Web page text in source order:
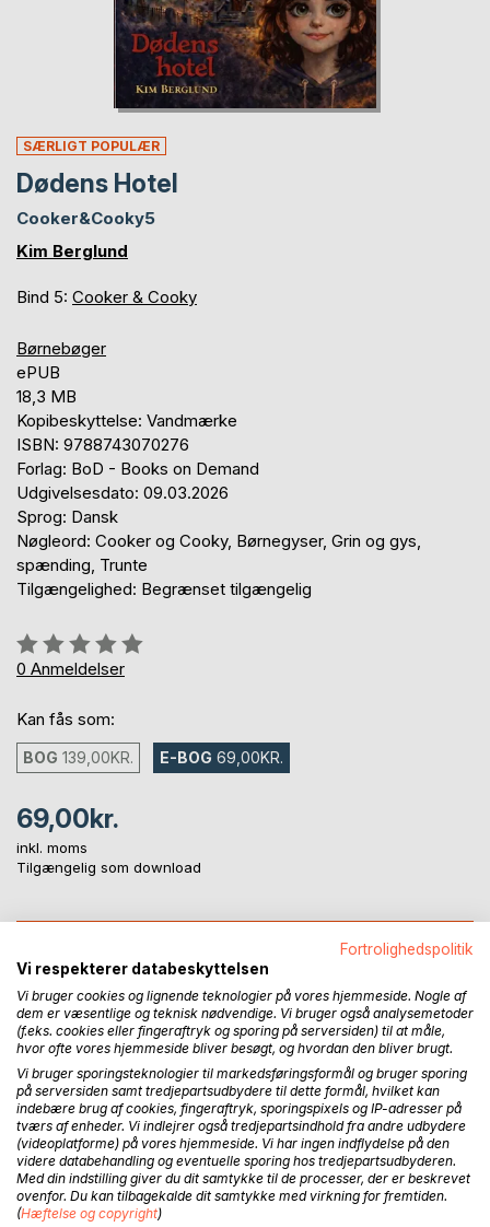
SÆRLIGT POPULÆR
Dødens Hotel
Cooker&Cooky5
Kim Berglund
Bind 5: Cooker & Cooky
Børnebøger
ePUB
18,3 MB
Kopibeskyttelse: Vandmærke
ISBN: 9788743070276
Forlag: BoD - Books on Demand
Udgivelsesdato: 09.03.2026
Sprog: Dansk
Nøgleord: Cooker og Cooky, Børnegyser, Grin og gys,
spænding, Trunte
Tilgængelighed: Begrænset tilgængelig
Anmeldelse::
0%
0 Anmeldelser
Kan fås som:
BOG 139,00KR. E-BOG 69,00KR.
69,00kr.
inkl. moms
Tilgængelig som download
Føj til ønskeliste
Anmeld titel
BESKRIVELSE
Fortrolighedspolitik
Vi respekterer databeskyttelsen
Vi bruger cookies og lignende teknologier på vores hjemmeside. Nogle af
dem er væsentlige og teknisk nødvendige. Vi bruger også analysemetoder
(f.eks. cookies eller fingeraftryk og sporing på serversiden) til at måle,
hvor ofte vores hjemmeside bliver besøgt, og hvordan den bliver brugt.
Vi bruger sporingsteknologier til markedsføringsformål og bruger sporing
på serversiden samt tredjepartsudbydere til dette formål, hvilket kan
indebære brug af cookies, fingeraftryk, sporingspixels og IP-adresser på
tværs af enheder. Vi indlejrer også tredjepartsindhold fra andre udbydere
(videoplatforme) på vores hjemmeside. Vi har ingen indflydelse på den
videre databehandling og eventuelle sporing hos tredjepartsudbyderen.
Med din indstilling giver du dit samtykke til de processer, der er beskrevet
ovenfor. Du kan tilbagekalde dit samtykke med virkning for fremtiden.
(Hæftelse og copyright)